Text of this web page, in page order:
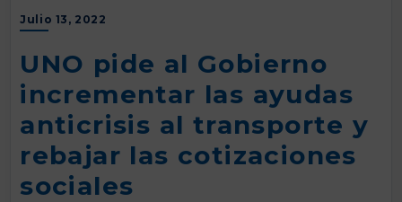
Julio 13, 2022
UNO pide al Gobierno
incrementar las ayudas
anticrisis al transporte y
rebajar las cotizaciones
sociales